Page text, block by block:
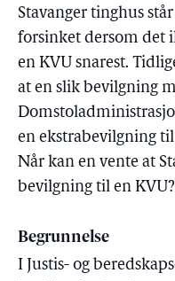
Stavanger tinghus
forsinket dersom det
en KVU snarest.
at en slik bevilgning
en ekstrabevilgning
Når kan en vente at
bevilgning til en KVU?
Begrunnelse
I Justis- og